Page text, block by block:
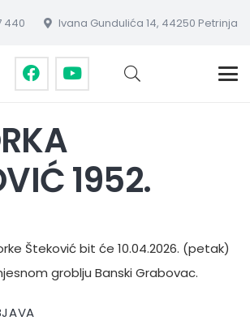
440 Ivana Gundulića 14, 44250 Petrinja
1952.
Šteković bit će 10.04.2026. (petak)
groblju Banski Grabovac.